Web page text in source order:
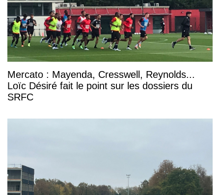
Mercato : Mayenda, Cresswell, Reynolds...
Loïc Désiré fait le point sur les dossiers du
SRFC